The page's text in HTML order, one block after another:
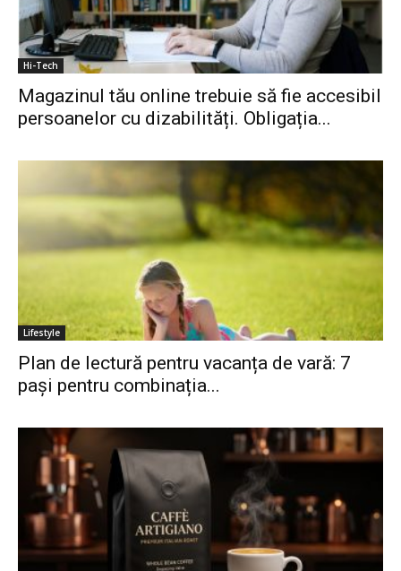
Hi-Tech
Magazinul tău online trebuie să fie accesibil
persoanelor cu dizabilități. Obligația...
Lifestyle
Plan de lectură pentru vacanța de vară: 7
pași pentru combinația...